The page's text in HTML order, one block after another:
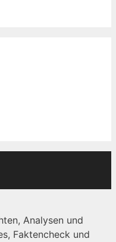
Analysen und
Faktencheck und